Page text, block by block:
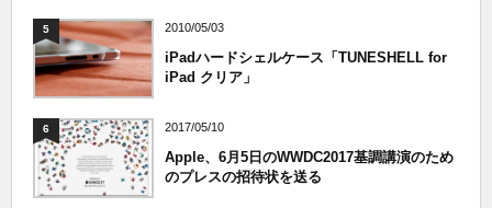
5 2010/05/03
iPadハードシェルケース「TUNESHELL for
iPad クリア」
6 2017/05/10
Apple、6月5日のWWDC2017基調講演のため
のプレスの招待状を送る